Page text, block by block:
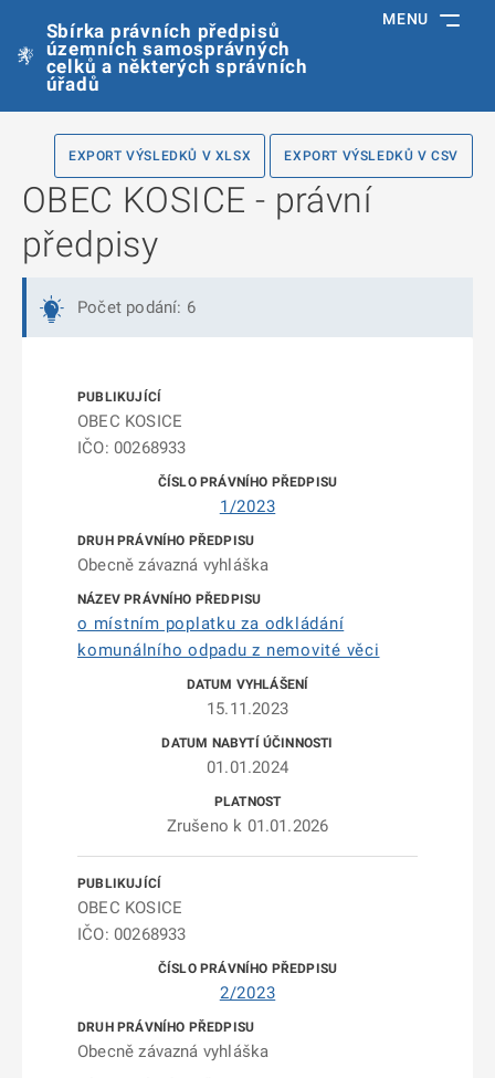
Sbírka právních předpisů
územních samosprávných
celků a některých správních
úřadů
MENU
EXPORT VÝSLEDKŮ V XLSX EXPORT VÝSLEDKŮ V CSV
OBEC KOSICE - právní
předpisy
Počet podání: 6
OBEC KOSICE
IČO: 00268933
1/2023
Obecně závazná vyhláška
o místním poplatku za odkládání
komunálního odpadu z nemovité věci
15.11.2023
01.01.2024
Zrušeno k 01.01.2026
OBEC KOSICE
IČO: 00268933
2/2023
Obecně závazná vyhláška